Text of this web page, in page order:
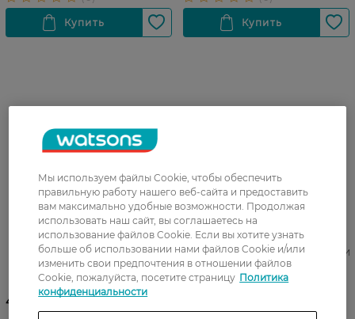
Крем-мыло Luksja Ромашка
+ витамин Е 90 г
41,99 ГРН
Крем-мыло Luksja Оливка и
D-пантенол 90 г
Мы используем файлы Cookie, чтобы обеспечить
правильную работу нашего веб-сайта и предоставить
вам максимально удобные возможности. Продолжая
использовать наш сайт, вы соглашаетесь на
использование файлов Cookie. Если вы хотите узнать
больше об использовании нами файлов Cookie и/или
изменить свои предпочтения в отношении файлов
Cookie, пожалуйста, посетите страницу Политика
конфиденциальности